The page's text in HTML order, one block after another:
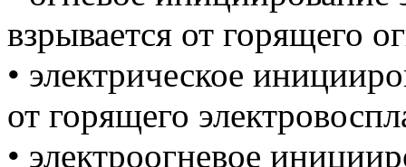
взрывается от горящего
• электрическое
от горящего
• электроогневое